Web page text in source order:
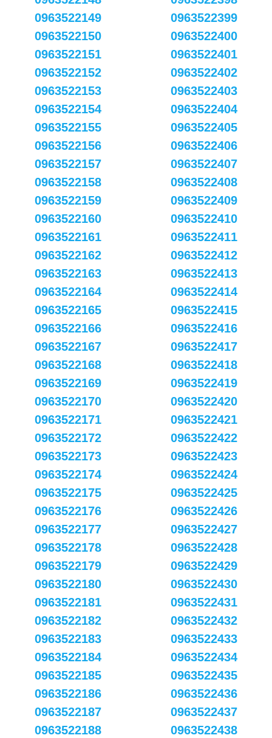
0963522149
0963522150
0963522151
0963522152
0963522153
0963522154
0963522155
0963522156
0963522157
0963522158
0963522159
0963522160
0963522161
0963522162
0963522163
0963522164
0963522165
0963522166
0963522167
0963522168
0963522169
0963522170
0963522171
0963522172
0963522173
0963522174
0963522175
0963522176
0963522177
0963522178
0963522179
0963522180
0963522181
0963522182
0963522183
0963522184
0963522185
0963522186
0963522187
0963522188
0963522399
0963522400
0963522401
0963522402
0963522403
0963522404
0963522405
0963522406
0963522407
0963522408
0963522409
0963522410
0963522411
0963522412
0963522413
0963522414
0963522415
0963522416
0963522417
0963522418
0963522419
0963522420
0963522421
0963522422
0963522423
0963522424
0963522425
0963522426
0963522427
0963522428
0963522429
0963522430
0963522431
0963522432
0963522433
0963522434
0963522435
0963522436
0963522437
0963522438